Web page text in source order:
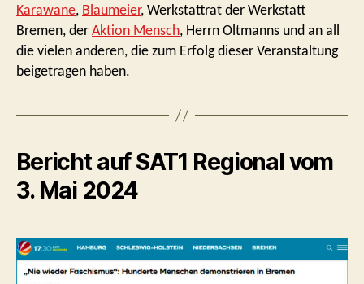
Karawane, Blaumeier, Werkstattrat der Werkstatt
Bremen, der Aktion Mensch, Herrn Oltmanns und an all
die vielen anderen, die zum Erfolg dieser Veranstaltung
beigetragen haben.
Bericht auf SAT1 Regional vom
3. Mai 2024